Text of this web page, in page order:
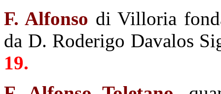
F. Alfonso di Villoria
da D. Roderigo Davalos
19.